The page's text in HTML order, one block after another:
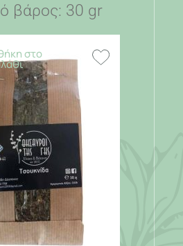
βάρος: 30 gr
στο